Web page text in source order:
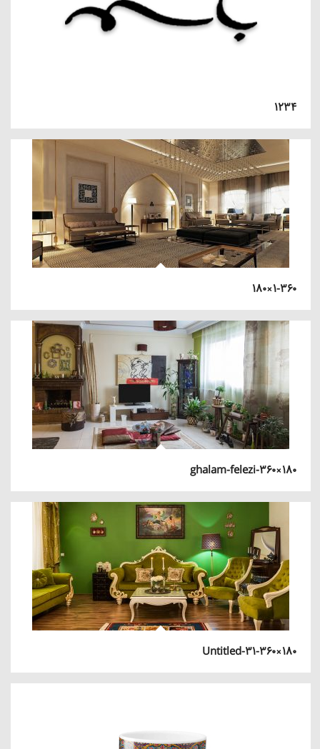
۱۲۳۴
۱-۳۶۰×۱۸۰
ghalam-felezi-360×180
Untitled-31-360×180